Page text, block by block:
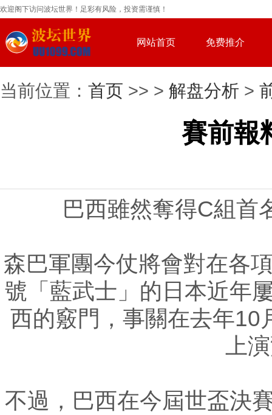
欢迎阁下访问波坛世界！足彩有风险，投资需谨慎！
网站首页 免费推介
当前位置： 首页 >> > 解盘分析 >
賽前報
巴西雖然奪得C組首
森巴軍團今仗將會對在各
號「藍武士」的日本近年
西的竅門，事關在去年10
上
不過，巴西在今屆世盃決